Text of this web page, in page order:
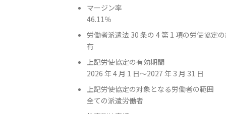
マージン率
46.11％
労働者派遣法 30 条の 4 第 1 項の労使協定
有
上記労使協定の有効期間
2026 年 4 月 1 日～2027 年 3 月 31 日
上記労使協定の対象となる労働者の範囲
全ての派遣労働者